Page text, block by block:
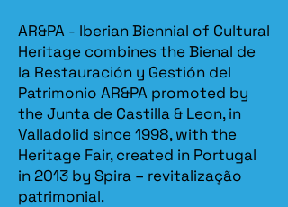
AR&PA - Iberian Biennial of Cultural
Heritage combines the Bienal de
la Restauración y Gestión del
Patrimonio AR&PA promoted by
the Junta de Castilla & Leon, in
Valladolid since 1998, with the
Heritage Fair, created in Portugal
in 2013 by Spira – revitalização
patrimonial.​